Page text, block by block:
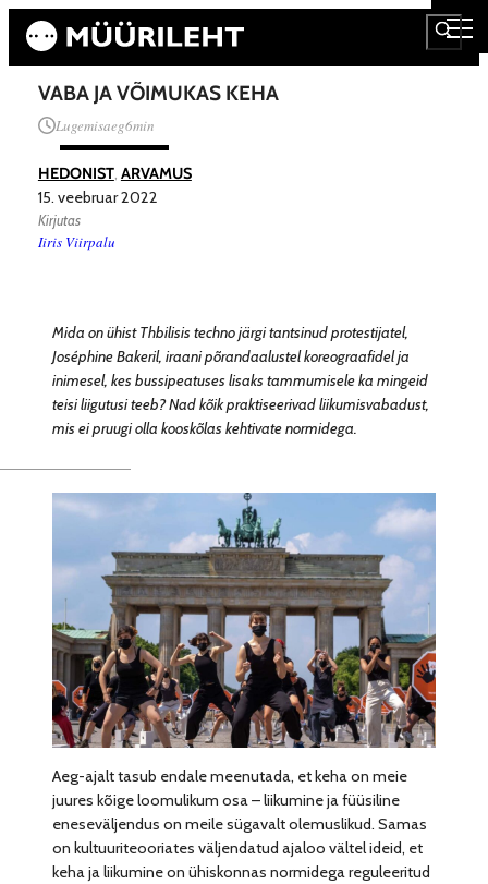
VABA JA VÕIMUKAS KEHA
Lugemisaeg6min
HEDONIST, ARVAMUS
15. veebruar 2022
Kirjutas
Iiris Viirpalu
Mida on ühist Thbilisis techno järgi tantsinud protestijatel,
Joséphine Bakeril, iraani põrandaalustel koreograafidel ja
inimesel, kes bussipeatuses lisaks tammumisele ka mingeid
teisi liigutusi teeb? Nad kõik praktiseerivad liikumisvabadust,
mis ei pruugi olla kooskõlas kehtivate normidega.
Aeg-ajalt tasub endale meenutada, et keha on meie
juures kõige loomulikum osa – liikumine ja füüsiline
eneseväljendus on meile sügavalt olemuslikud. Samas
on kultuuriteooriates väljendatud ajaloo vältel ideid, et
keha ja liikumine on ühiskonnas normidega reguleeritud